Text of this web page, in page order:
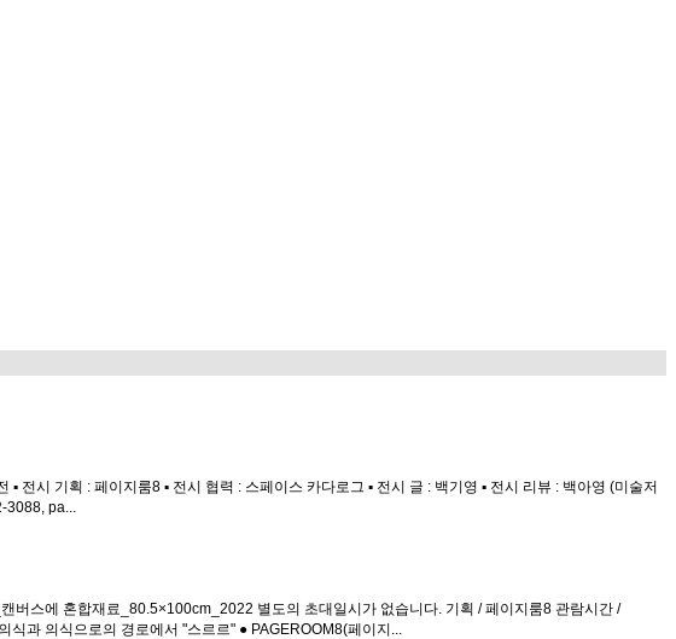
시 기획 : 페이지룸8 ▪ 전시 협력 : 스페이스 카다로그 ▪ 전시 글 : 백기영 ▪ 전시 리뷰 : 백아영 (미술저
3088, pa...
스에 혼합재료_80.5×100cm_2022 별도의 초대일시가 없습니다. 기획 / 페이지룸8 관람시간 /
과 의식으로의 경로에서 "스르르" ● PAGEROOM8(페이지...